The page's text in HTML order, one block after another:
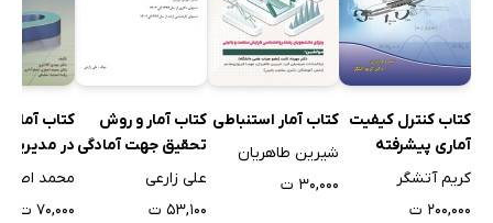
کتاب کنترل کیفیت
آماری پیشرفته
کریم آتشگر
۲۰۰,۰۰۰ ت
کتاب آمار استنباطی
شیرین طاهریان
۳۰,۰۰۰ ت
کتاب آمار و روش
تحقیق جهت آمادگی
آزمون‌های دکتری و
علی زارعی
۵۳,۱۰۰ ت
کتاب آمار و
در مدیریت
۷۰,۰۰۰ ت